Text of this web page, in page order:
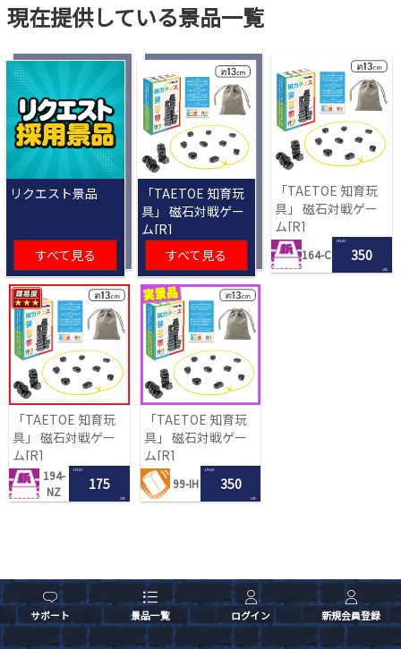
サポート 景品一覧 ログイン 新規会員登録
現在提供している景品一覧
リクエスト景品
すべて見る
「TAETOE 知育玩
具」 磁石対戦ゲー
ム[R]
すべて見る
「TAETOE 知育玩
具」 磁石対戦ゲー
ム[R]
164-C
1 PLAY
350
LRC
「TAETOE 知育玩
具」 磁石対戦ゲー
ム[R]
194-
NZ
1 PLAY
175
LRC
「TAETOE 知育玩
具」 磁石対戦ゲー
ム[R]
99-IH
1 PLAY
350
LRC